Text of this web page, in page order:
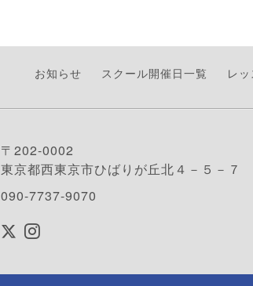
お知らせ スクール開催日一覧 レ
〒202-0002
東京都西東京市ひばりが丘北４－５－７
090-7737-9070